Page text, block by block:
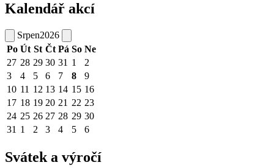
Kalendář akcí
Srpen2026
Po Út St Čt Pá So Ne
27 28 29 30 31 1
2
3
4 5 6 7 8
9
10 11 12 13 14 15 16
17 18 19 20 21 22 23
24 25 26 27 28 29 30
31 1 2 3 4 5 6
Svátek a výročí